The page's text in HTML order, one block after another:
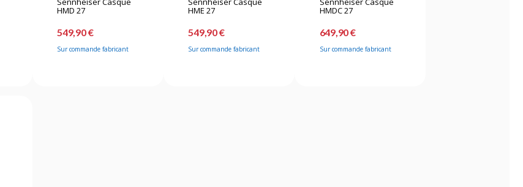
HMD 27
549,90 €
Sur commande fabricant
HME 27
549,90 €
Sur commande fabricant
HMDC 27
649,90 €
Sur commande fabricant